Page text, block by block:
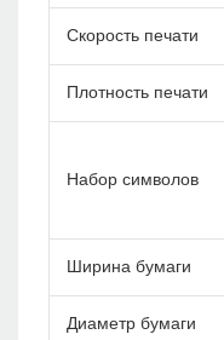
Скорость печати
Плотность печати
Набор символов
Ширина бумаги
Диаметр бумаги